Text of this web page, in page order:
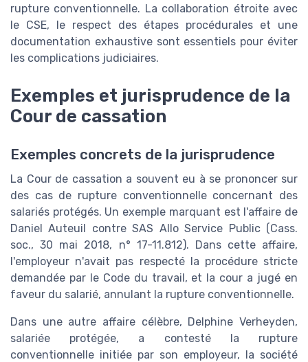
rupture conventionnelle. La collaboration étroite avec
le CSE, le respect des étapes procédurales et une
documentation exhaustive sont essentiels pour éviter
les complications judiciaires.
Exemples et jurisprudence de la
Cour de cassation
Exemples concrets de la jurisprudence
La Cour de cassation a souvent eu à se prononcer sur
des cas de rupture conventionnelle concernant des
salariés protégés. Un exemple marquant est l'affaire de
Daniel Auteuil contre SAS Allo Service Public (Cass.
soc., 30 mai 2018, n° 17-11.812). Dans cette affaire,
l'employeur n'avait pas respecté la procédure stricte
demandée par le Code du travail, et la cour a jugé en
faveur du salarié, annulant la rupture conventionnelle.
Dans une autre affaire célèbre, Delphine Verheyden,
salariée protégée, a contesté la rupture
conventionnelle initiée par son employeur, la société